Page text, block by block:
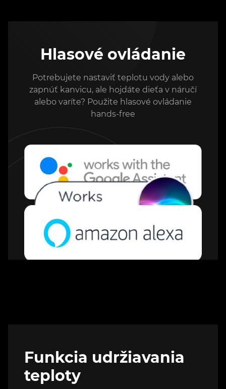
Hlasové ovládanie
Potrebujete nastaviť teplotu vody alebo
zapnúť kanvicu, ale hojdáte dieťa v náručí
alebo varíte? Použite hlasové ovládanie
hands-free
Funkcia udržiavania
teploty